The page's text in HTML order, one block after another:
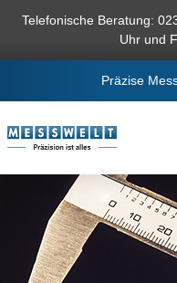
springen
Telefonische Beratung:
Uhr und
Präzise